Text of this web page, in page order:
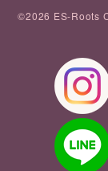
©2026 ES-Roots